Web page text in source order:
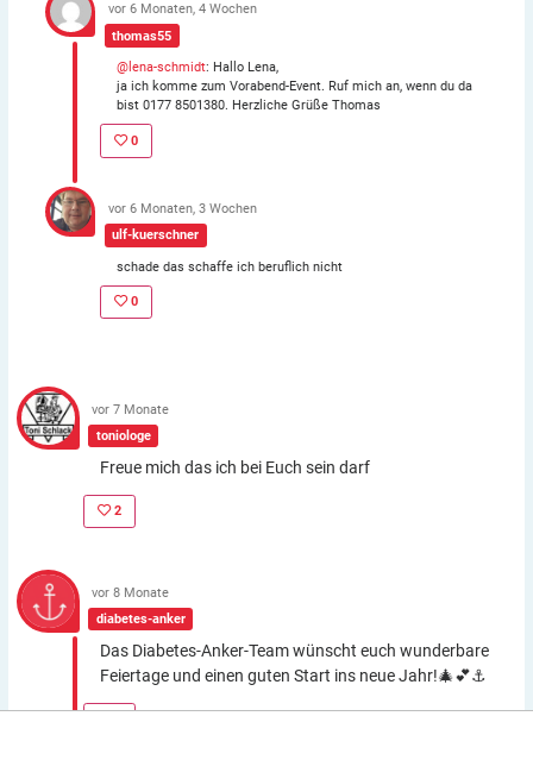
thomas55
vor 6 Monaten, 4 Wochen
@lena-schmidt: Hallo Lena,
ja ich komme zum Vorabend-Event. Ruf mich an, wenn du da
bist 0177 8501380. Herzliche Grüße Thomas
0
ulf-kuerschner
vor 6 Monaten, 3 Wochen
schade das schaffe ich beruflich nicht
0
toniologe
vor 7 Monate
Freue mich das ich bei Euch sein darf
2
diabetes-anker
vor 8 Monate
Das Diabetes-Anker-Team wünscht euch wunderbare
Feiertage und einen guten Start ins neue Jahr!🎄💕⚓